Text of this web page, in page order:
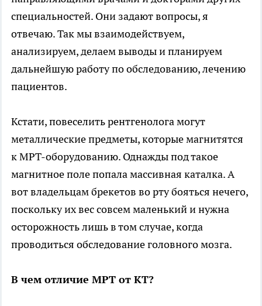
специальностей. Они задают вопросы, я
отвечаю. Так мы взаимодействуем,
анализируем, делаем выводы и планируем
дальнейшую работу по обследованию, лечению
пациентов.
Кстати, повеселить рентгенолога могут
металлические предметы, которые магнитятся
к МРТ-оборудованию. Однажды под такое
магнитное поле попала массивная каталка. А
вот владельцам брекетов во рту бояться нечего,
поскольку их вес совсем маленький и нужна
осторожность лишь в том случае, когда
проводиться обследование головного мозга.
В чем отличие МРТ от КТ?